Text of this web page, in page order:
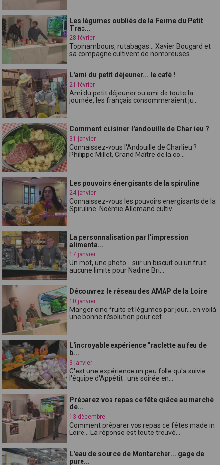
Les légumes oubliés de la Ferme du Petit
Trac...
28 février
Topinambours, rutabagas... Xavier Bougard et
sa compagne cultivent de nombreuses...
L'ami du petit déjeuner... le café !
21 février
Ami du petit déjeuner ou ami de toute la
journée, les français consommeraient ju...
Comment cuisiner l'andouille de Charlieu ?
31 janvier
Connaissez-vous l'Andouille de Charlieu ?
Philippe Millet, Grand Maître de la co...
Les pouvoirs énergisants de la spiruline
24 janvier
Connaissez-vous les pouvoirs énergisants de la
Spiruline. Noémie Allemand cultiv...
La personnalisation par l'impression
alimenta...
17 janvier
Un mot, une photo... sur un biscuit ou un fruit...
aucune limite pour Nadine Bri...
Découvrez le réseau des AMAP de la Loire
10 janvier
Manger cinq fruits et légumes par jour... en voilà
une bonne résolution pour cet...
L'incroyable expérience "raclette au feu de
b...
3 janvier
C'est une expérience un peu folle qu'a suivie
l'équipe d'Appétit : une soirée en...
Préparez vos repas de fête grâce au marché
de...
13 décembre
Comment préparer vos repas de fêtes made in
Loire... La réponse est toute trouvé...
L'eau de source de Montarcher... gage de
pure...